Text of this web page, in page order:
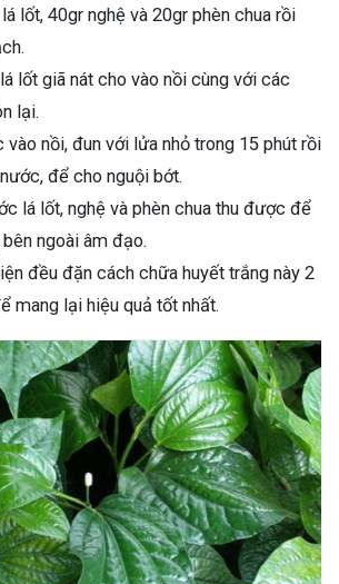
lốt, 40gr nghệ và 20gr phèn chua rồi
lốt giã nát cho vào nồi cùng với các
lại.
nồi, đun với lửa nhỏ trong 15 phút rồi
để cho nguội bớt.
lá lốt, nghệ và phèn chua thu được để
ngoài âm đạo.
đều đặn cách chữa huyết trắng này 2
mang lại hiệu quả tốt nhất.